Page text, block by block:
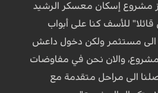
مشروع إسكان معسكر الرشيد
للأسف كنا على أبواب
الى مستثمر ولكن دخول داعش
والان نحن في مفاوضات
الى مراحل متقدمة مع